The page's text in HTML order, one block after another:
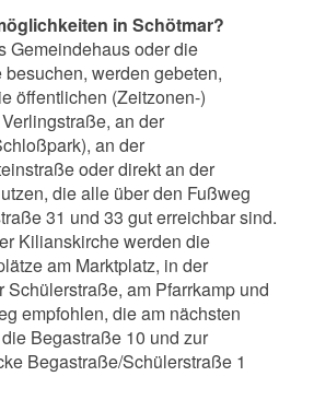
in Schötmar?
Gemeindehaus oder die
werden gebeten,
öffentlichen (Zeitzonen-)
an der
an der
oder direkt an der
die alle über den Fußweg
31 und 33 gut erreichbar sind.
Kilianskirche werden die
am Marktplatz, in der
Schülerstraße, am Pfarrkamp und
empfohlen, die am nächsten
Begastraße 10 und zur
Begastraße/Schülerstraße 1